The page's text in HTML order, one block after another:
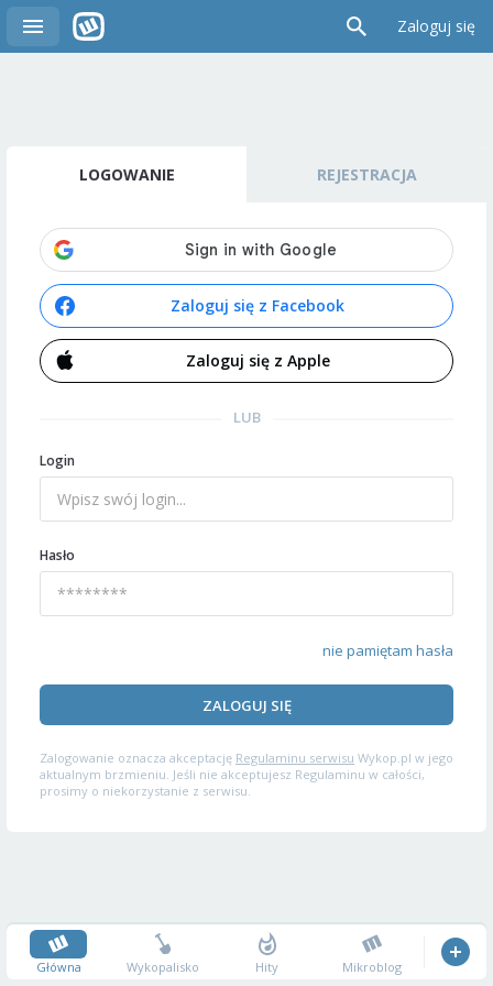
Zaloguj się
LOGOWANIE REJESTRACJA
Zaloguj się z Facebook
Zaloguj się z Apple
LUB
Login
Hasło
nie pamiętam hasła
ZALOGUJ SIĘ
Zalogowanie oznacza akceptację Regulaminu serwisu Wykop.pl w jego
aktualnym brzmieniu. Jeśli nie akceptujesz Regulaminu w całości,
prosimy o niekorzystanie z serwisu.
Główna Wykopalisko Hity Mikroblog